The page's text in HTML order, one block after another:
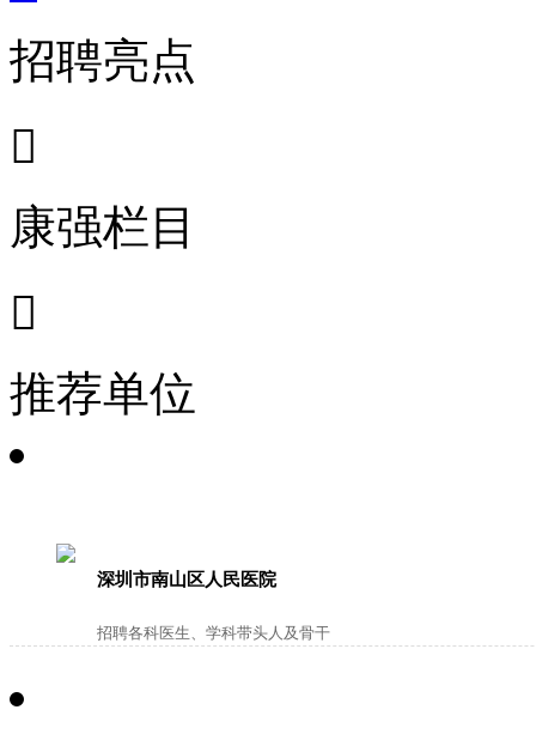
招聘亮点

康强栏目

推荐单位
深圳市南山区人民医院
招聘各科医生、学科带头人及骨干